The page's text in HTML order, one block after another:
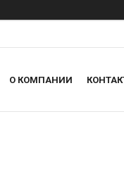
О КОМПАНИИ